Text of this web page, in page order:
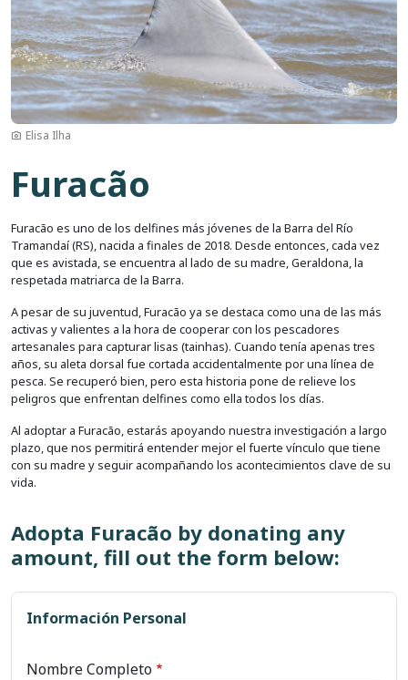
Elisa Ilha
Furacão
Furacão es uno de los delfines más jóvenes de la Barra del Río
Tramandaí (RS), nacida a finales de 2018. Desde entonces, cada vez
que es avistada, se encuentra al lado de su madre, Geraldona, la
respetada matriarca de la Barra.
A pesar de su juventud, Furacão ya se destaca como una de las más
activas y valientes a la hora de cooperar con los pescadores
artesanales para capturar lisas (tainhas). Cuando tenía apenas tres
años, su aleta dorsal fue cortada accidentalmente por una línea de
pesca. Se recuperó bien, pero esta historia pone de relieve los
peligros que enfrentan delfines como ella todos los días.
Al adoptar a Furacão, estarás apoyando nuestra investigación a largo
plazo, que nos permitirá entender mejor el fuerte vínculo que tiene
con su madre y seguir acompañando los acontecimientos clave de su
vida.
Adopta Furacão by donating any
amount, fill out the form below:
Información Personal
Nombre Completo